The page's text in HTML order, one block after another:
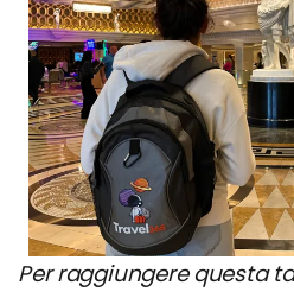
Per raggiungere questa